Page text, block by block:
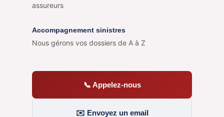
assureurs
Accompagnement sinistres
Nous gérons vos dossiers de A à Z
📞 Appelez-nous
✉️ Envoyez un email